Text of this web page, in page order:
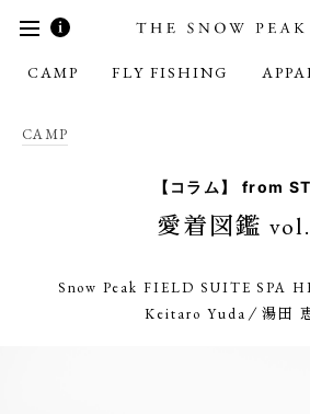
CAMP FLY FISHING
CAMP
【コラム】 from
愛着図鑑
Snow Peak FIELD SUITE SPA
Keitaro Yuda／湯田